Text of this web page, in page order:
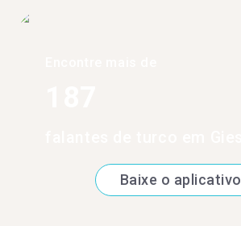
Baixe o aplicativo